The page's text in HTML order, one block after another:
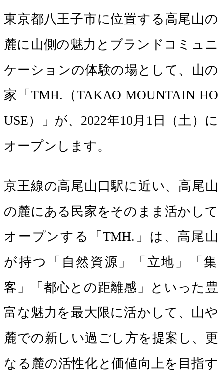
東京都八王子市に位置する高尾山の
麓に山側の魅力とブランドコミュニ
ケーションの体験の場として、山の
家「TMH.（TAKAO MOUNTAIN HO
USE）」が、2022年10月1日（土）に
オープンします。
京王線の高尾山口駅に近い、高尾山
の麓にある⺠家をそのまま活かして
オープンする「TMH.」は、高尾山
が持つ「自然資源」「立地」「集
客」「都心との距離感」といった豊
富な魅力を最大限に活かして、山や
麓での新しい過ごし方を提案し、更
なる麓の活性化と価値向上を目指す